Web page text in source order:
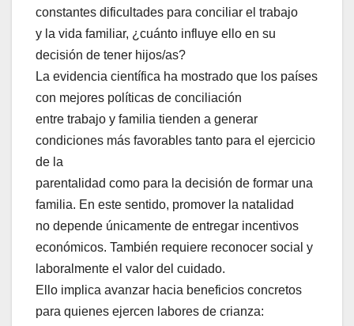
constantes dificultades para conciliar el trabajo
y la vida familiar, ¿cuánto influye ello en su
decisión de tener hijos/as?
La evidencia científica ha mostrado que los países
con mejores políticas de conciliación
entre trabajo y familia tienden a generar
condiciones más favorables tanto para el ejercicio
de la
parentalidad como para la decisión de formar una
familia. En este sentido, promover la natalidad
no depende únicamente de entregar incentivos
económicos. También requiere reconocer social y
laboralmente el valor del cuidado.
Ello implica avanzar hacia beneficios concretos
para quienes ejercen labores de crianza: